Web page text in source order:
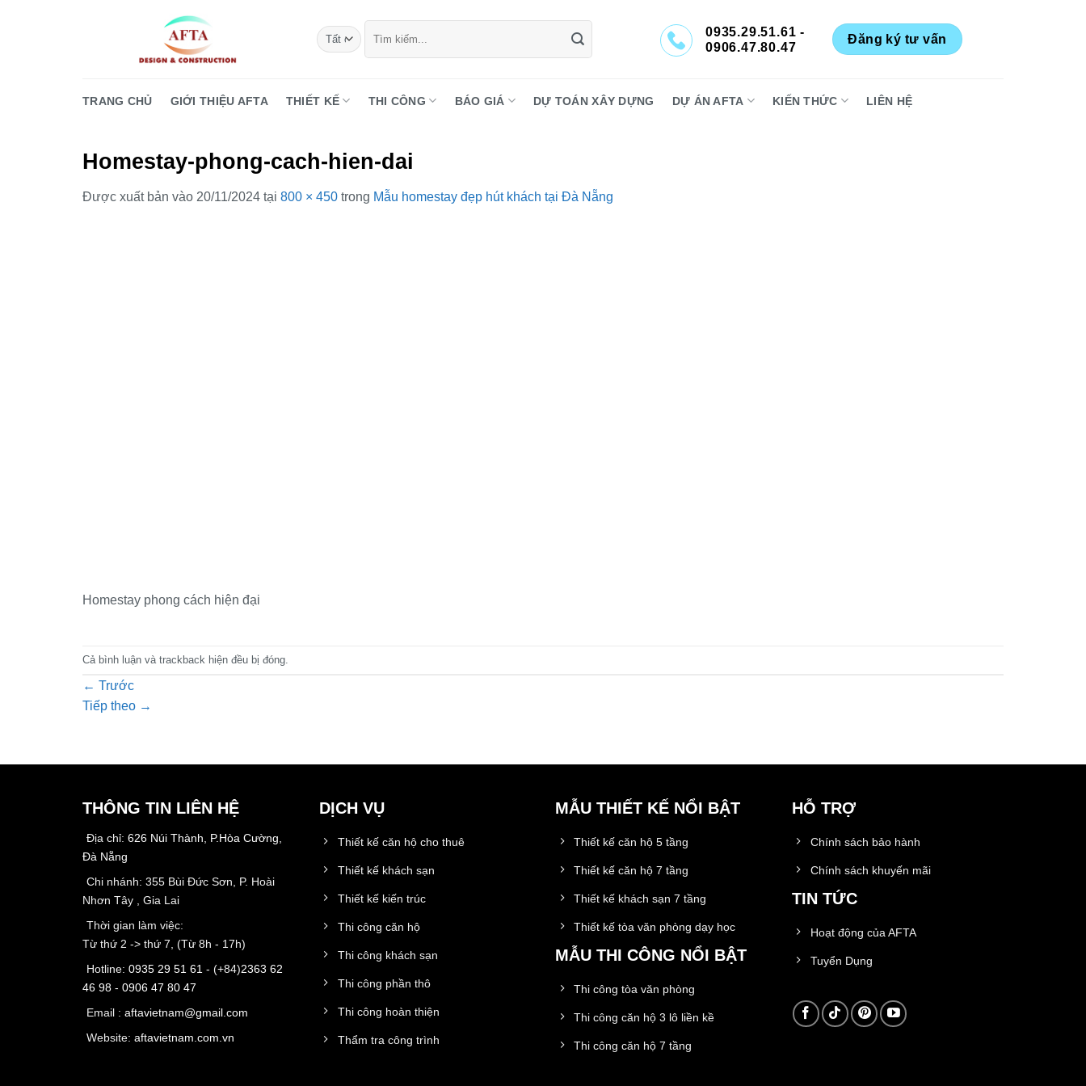
kiếm:
0935.29.51.61 -
0906.47.80.47
Đăng ký tư vấn
TRANG CHỦ GIỚI THIỆU AFTA THIẾT KẾ THI CÔNG BÁO GIÁ DỰ TOÁN XÂY DỰNG DỰ ÁN AFTA KIẾN THỨC LIÊN HỆ
Homestay-phong-cach-hien-dai
Được xuất bản vào 20/11/2024 tại 800 × 450 trong Mẫu homestay đẹp hút khách tại Đà Nẵng
Homestay phong cách hiện đại
Cả bình luận và trackback hiện đều bị đóng.
← Trước
Tiếp theo →
THÔNG TIN LIÊN HỆ
Địa chỉ: 626 Núi Thành, P.Hòa Cường,
Đà Nẵng
Chi nhánh: 355 Bùi Đức Sơn, P. Hoài
Nhơn Tây , Gia Lai
Thời gian làm việc:
Từ thứ 2 -> thứ 7, (Từ 8h - 17h)
Hotline: 0935 29 51 61 - (+84)2363 62
46 98 - 0906 47 80 47
Email : aftavietnam@gmail.com
Website: aftavietnam.com.vn
DỊCH VỤ
Thiết kế căn hộ cho thuê
Thiết kế khách sạn
Thiết kế kiến trúc
Thi công căn hộ
Thi công khách sạn
Thi công phần thô
Thi công hoàn thiện
Thẩm tra công trình
MẪU THIẾT KẾ NỔI BẬT
Thiết kế căn hộ 5 tầng
Thiết kế căn hộ 7 tầng
Thiết kế khách sạn 7 tầng
Thiết kế tòa văn phòng dạy học
MẪU THI CÔNG NỔI BẬT
Thi công tòa văn phòng
Thi công căn hộ 3 lô liền kề
Thi công căn hộ 7 tầng
HỖ TRỢ
Chính sách bảo hành
Chính sách khuyến mãi
TIN TỨC
Hoạt động của AFTA
Tuyển Dụng